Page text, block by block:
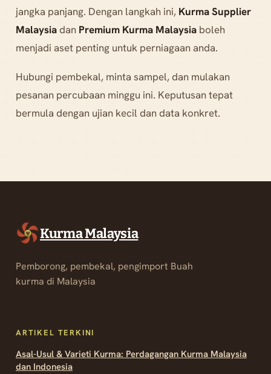
jangka panjang. Dengan langkah ini, Kurma Supplier
Malaysia dan Premium Kurma Malaysia boleh
menjadi aset penting untuk perniagaan anda.
Hubungi pembekal, minta sampel, dan mulakan
pesanan percubaan minggu ini. Keputusan tepat
bermula dengan ujian kecil dan data konkret.
Kurma Malaysia
Pemborong, pembekal, pengimport Buah
kurma di Malaysia
ARTIKEL TERKINI
Asal-Usul & Varieti Kurma: Perdagangan Kurma Malaysia
dan Indonesia